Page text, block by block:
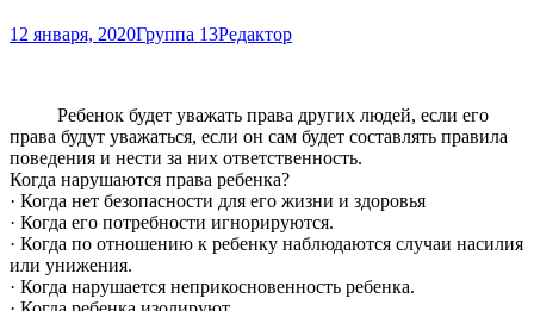
12 января, 2020Группа 13Редактор
Ребенок будет уважать права других людей, если его
права будут уважаться, если он сам будет составлять правила
поведения и нести за них ответственность.
Когда нарушаются права ребенка?
· Когда нет безопасности для его жизни и здоровья
· Когда его потребности игнорируются.
· Когда по отношению к ребенку наблюдаются случаи насилия
или унижения.
· Когда нарушается неприкосновенность ребенка.